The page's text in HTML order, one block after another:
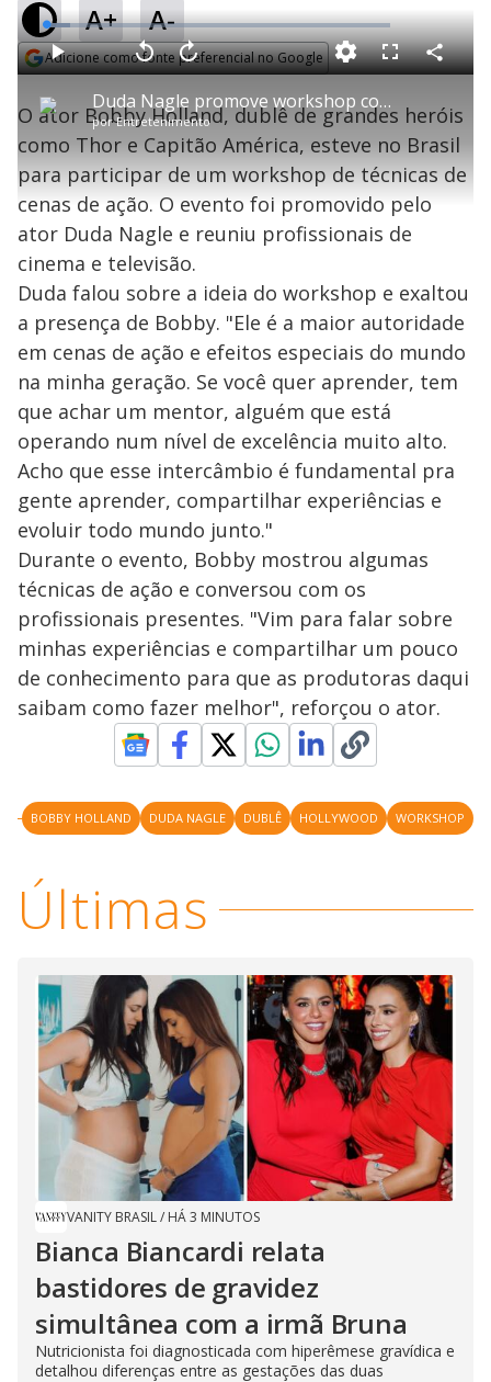
A+ A-
Adicione como fonte preferencial no Google
P
l
a
y
V
i
d
e
o
Duda Nagle promove workshop com dublê de Thor e Capitão América
porEntretenimento
P V
l
t
a
r
1
0
e
g
n
d
s
A
n
a
1
s
e
u
n
o
s
M
u
d
o
L
o
a
d
e
.
9
9
%
F
s
c
e
n
C
o
a
r
i
l
a
O ator Bobby Holland, dublê de grandes heróis
como Thor e Capitão América, esteve no Brasil
para participar de um workshop de técnicas de
cenas de ação. O evento foi promovido pelo
ator Duda Nagle e reuniu profissionais de
cinema e televisão.
Duda falou sobre a ideia do workshop e exaltou
a presença de Bobby. "Ele é a maior autoridade
em cenas de ação e efeitos especiais do mundo
na minha geração. Se você quer aprender, tem
que achar um mentor, alguém que está
operando num nível de excelência muito alto.
Acho que esse intercâmbio é fundamental pra
gente aprender, compartilhar experiências e
evoluir todo mundo junto."
Durante o evento, Bobby mostrou algumas
técnicas de ação e conversou com os
profissionais presentes. "Vim para falar sobre
minhas experiências e compartilhar um pouco
de conhecimento para que as produtoras daqui
saibam como fazer melhor", reforçou o ator.
BOBBY HOLLAND DUDA NAGLE DUBLÊ HOLLYWOOD WORKSHOP
Últimas
VANITY BRASIL/ HÁ 3 MINUTOS
Bianca Biancardi relata
bastidores de gravidez
simultânea com a irmã Bruna
Nutricionista foi diagnosticada com hiperêmese gravídica e
detalhou diferenças entre as gestações das duas